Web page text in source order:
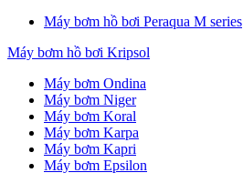
Máy bơm hồ bơi Peraqua M series
Máy bơm hồ bơi Kripsol
Máy bơm Ondina
Máy bơm Niger
Máy bơm Koral
Máy bơm Karpa
Máy bơm Kapri
Máy bơm Epsilon